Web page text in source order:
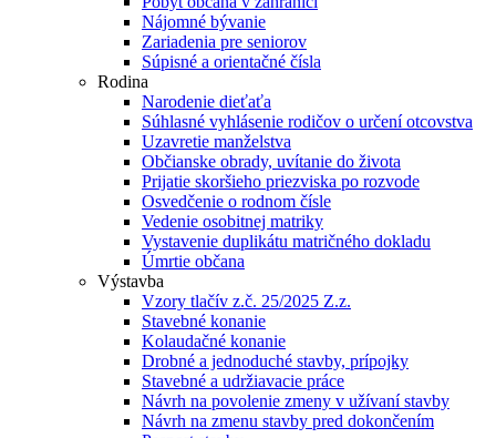
Nájomné bývanie
Zariadenia pre seniorov
Súpisné a orientačné čísla
Rodina
Narodenie dieťaťa
Súhlasné vyhlásenie rodičov o určení otcovstva
Uzavretie manželstva
Občianske obrady, uvítanie do života
Prijatie skoršieho priezviska po rozvode
Osvedčenie o rodnom čísle
Vedenie osobitnej matriky
Vystavenie duplikátu matričného dokladu
Úmrtie občana
Výstavba
Vzory tlačív z.č. 25/2025 Z.z.
Stavebné konanie
Kolaudačné konanie
Drobné a jednoduché stavby, prípojky
Stavebné a udržiavacie práce
Návrh na povolenie zmeny v užívaní stavby
Návrh na zmenu stavby pred dokončením